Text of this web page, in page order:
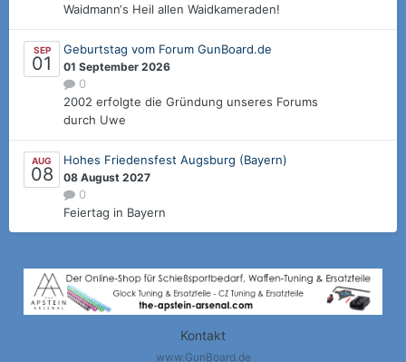
Waidmann‘s Heil allen Waidkameraden!
SEP
01
Geburtstag vom Forum GunBoard.de
01 September 2026
0
2002 erfolgte die Gründung unseres Forums
durch Uwe
AUG
08
Hohes Friedensfest Augsburg (Bayern)
08 August 2027
0
Feiertag in Bayern
Kontakt
www.GunBoard.de